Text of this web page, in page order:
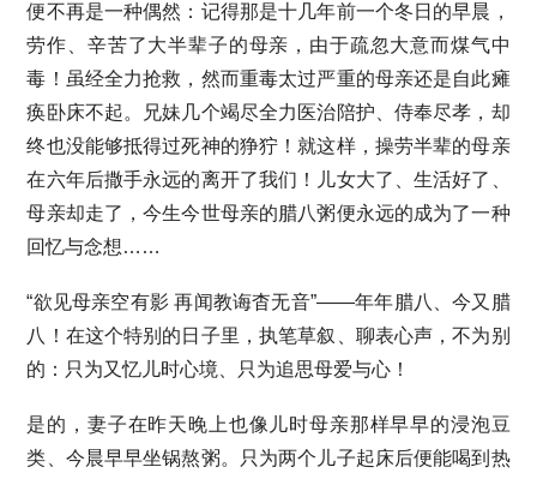
便不再是一种偶然：记得那是十几年前一个冬日的早晨，
劳作、辛苦了大半辈子的母亲，由于疏忽大意而煤气中
毒！虽经全力抢救，然而重毒太过严重的母亲还是自此瘫
痪卧床不起。兄妹几个竭尽全力医治陪护、侍奉尽孝，却
终也没能够抵得过死神的狰狞！就这样，操劳半辈的母亲
在六年后撒手永远的离开了我们！儿女大了、生活好了、
母亲却走了，今生今世母亲的腊八粥便永远的成为了一种
回忆与念想……
“欲见母亲空有影 再闻教诲杳无音”——年年腊八、今又腊
八！在这个特别的日子里，执笔草叙、聊表心声，不为别
的：只为又忆儿时心境、只为追思母爱与心！
是的，妻子在昨天晚上也像儿时母亲那样早早的浸泡豆
类、今晨早早坐锅熬粥。只为两个儿子起床后便能喝到热